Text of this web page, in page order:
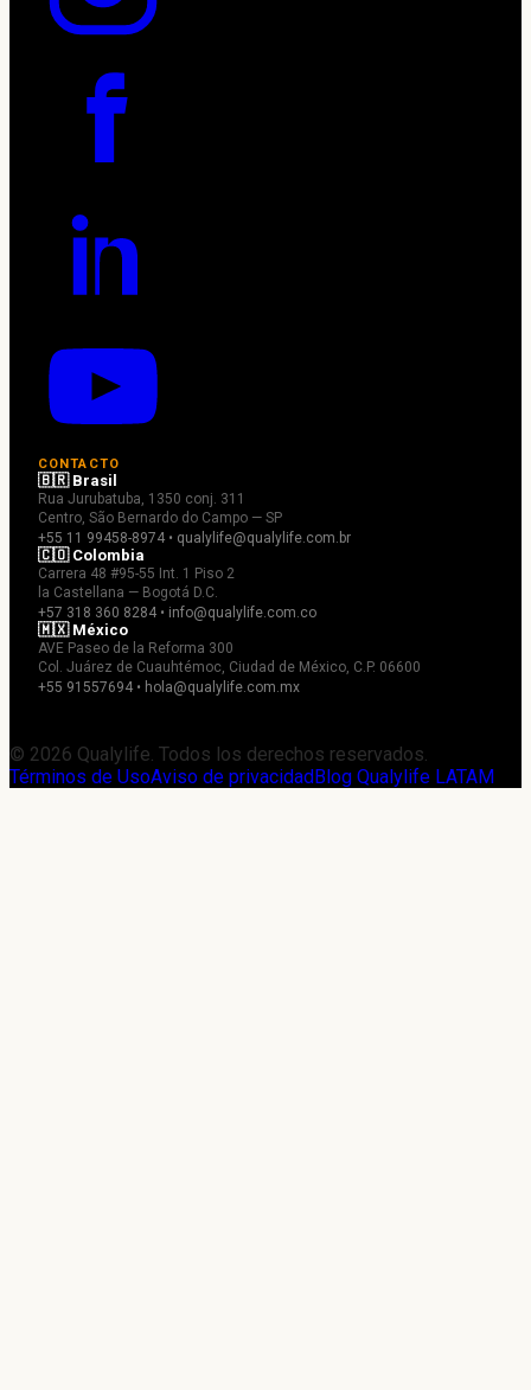
CONTACTO
🇧🇷 Brasil
Rua Jurubatuba, 1350 conj. 311
Centro, São Bernardo do Campo — SP
+55 11 99458-8974 • qualylife@qualylife.com.br
🇨🇴 Colombia
Carrera 48 #95-55 Int. 1 Piso 2
la Castellana — Bogotá D.C.
+57 318 360 8284 • info@qualylife.com.co
🇲🇽 México
AVE Paseo de la Reforma 300
Col. Juárez de Cuauhtémoc, Ciudad de México, C.P. 06600
+55 91557694 • hola@qualylife.com.mx
© 2026 Qualylife. Todos los derechos reservados.
Términos de UsoAviso de privacidad Blog Qualylife LATAM